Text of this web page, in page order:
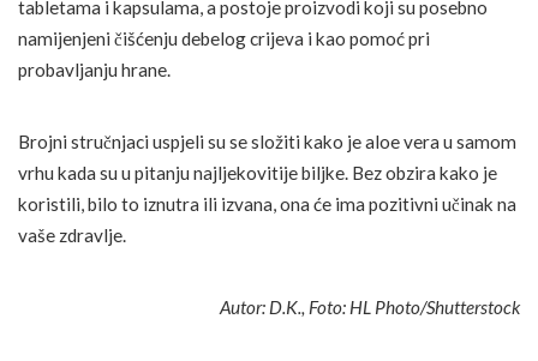
tabletama i kapsulama, a postoje proizvodi koji su posebno
namijenjeni čišćenju debelog crijeva i kao pomoć pri
probavljanju hrane.
Brojni stručnjaci uspjeli su se složiti kako je aloe vera u samom
vrhu kada su u pitanju najljekovitije biljke. Bez obzira kako je
koristili, bilo to iznutra ili izvana, ona će ima pozitivni učinak na
vaše zdravlje.
Autor: D.K., Foto: HL Photo/Shutterstock